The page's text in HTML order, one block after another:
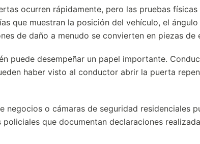
ocurren rápidamente, pero las pruebas
que muestran la posición del vehículo, el
de daño a menudo se convierten en piezas de
puede desempeñar un papel importante.
haber visto al conductor abrir la puerta
negocios o cámaras de seguridad residenciales
que documentan declaraciones